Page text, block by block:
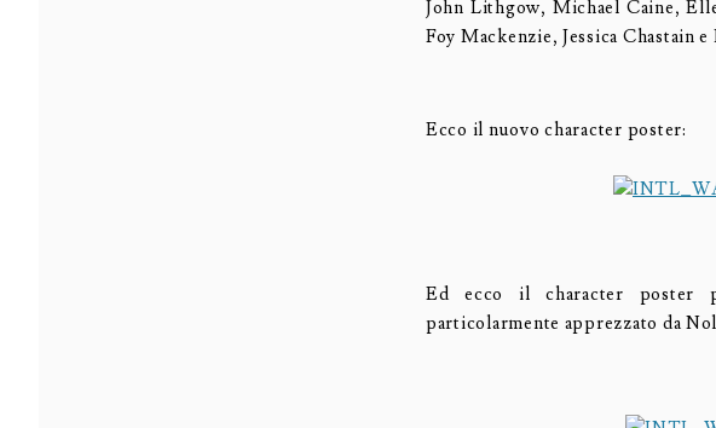
John Lithgow, Michael Caine,
Foy Mackenzie, Jessica Chastain
Ecco il nuovo character poster:
Ed ecco il character poster
particolarmente apprezzato da